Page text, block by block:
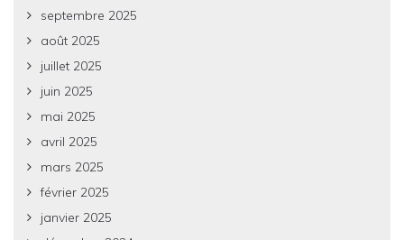
septembre 2025
août 2025
juillet 2025
juin 2025
mai 2025
avril 2025
mars 2025
février 2025
janvier 2025